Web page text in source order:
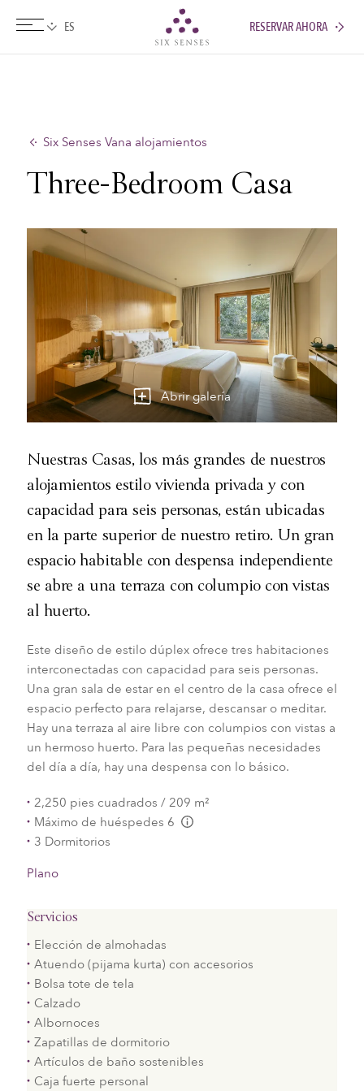
Six sensesRESERVAR AHORA
Six Senses Vana alojamientos
Three-Bedroom Casa
Abrir galería
Nuestras Casas, los más grandes de nuestros
alojamientos estilo vivienda privada y con
capacidad para seis personas, están ubicadas
en la parte superior de nuestro retiro. Un gran
espacio habitable con despensa independiente
se abre a una terraza con columpio con vistas
al huerto.
Este diseño de estilo dúplex ofrece tres habitaciones
interconectadas con capacidad para seis personas.
Una gran sala de estar en el centro de la casa ofrece el
espacio perfecto para relajarse, descansar o meditar.
Hay una terraza al aire libre con columpios con vistas a
un hermoso huerto. Para las pequeñas necesidades
del día a día, hay una despensa con lo básico.
2,250 pies cuadrados / 209 m²
Máximo de huéspedes 6
3 Dormitorios
Plano
Servicios
Elección de almohadas
Atuendo (pijama kurta) con accesorios
Bolsa tote de tela
Calzado
Albornoces
Zapatillas de dormitorio
Artículos de baño sostenibles
Caja fuerte personal